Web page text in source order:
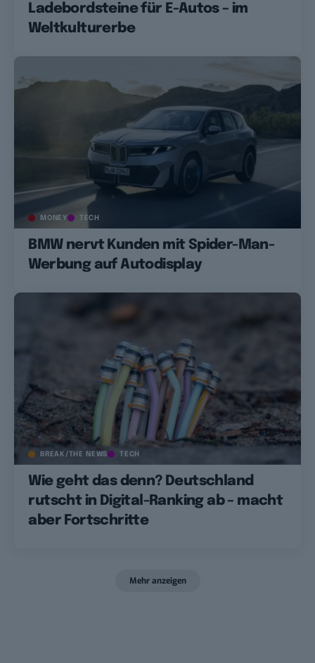
Ladebordsteine für E-Autos – im
Weltkulturerbe
MONEY TECH
BMW nervt Kunden mit Spider-Man-
Werbung auf Autodisplay
BREAK/THE NEWS TECH
Wie geht das denn? Deutschland
rutscht in Digital-Ranking ab – macht
aber Fortschritte
Mehr anzeigen